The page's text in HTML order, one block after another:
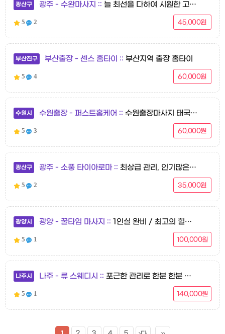
광산구 광주 - 수완마사지 늘 최선을 다하여 시원한 고객 맞춤 마사지로 보답하겠습니다
5 2 45,000원
부산진구 부산출장 - 센스 홈타이 부산지역 출장 홈타이
5 4 60,000원
수원시 수원출장 - 퍼스트홈케어 수원출장마사지 태국인관리사 [퍼스트출장] 아로마, 감성힐링마사지 20대 여성매니저
5 3 60,000원
광산구 광주 - 소풍 타이아로마 최상급 관리, 인기많은샵, 강력추천
5 2 35,000원
광양시 광양 - 꿀타임 마사지 1인실 완비 / 최고의 힐링 NO.1 / 최고의 실력파 한국인
5 1 100,000원
나주시 나주 - 류 스웨디시 포근한 관리로 한분 한분 정성을 다하여 단골로 만들어드리겠습니다.
5 1 140,000원